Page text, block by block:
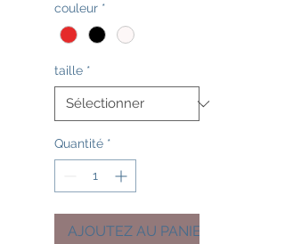
couleur *
taille *
Quantité *
AJOUTEZ AU PANIER